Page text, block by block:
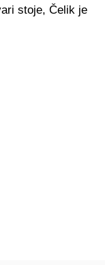
stoje, Čelik je